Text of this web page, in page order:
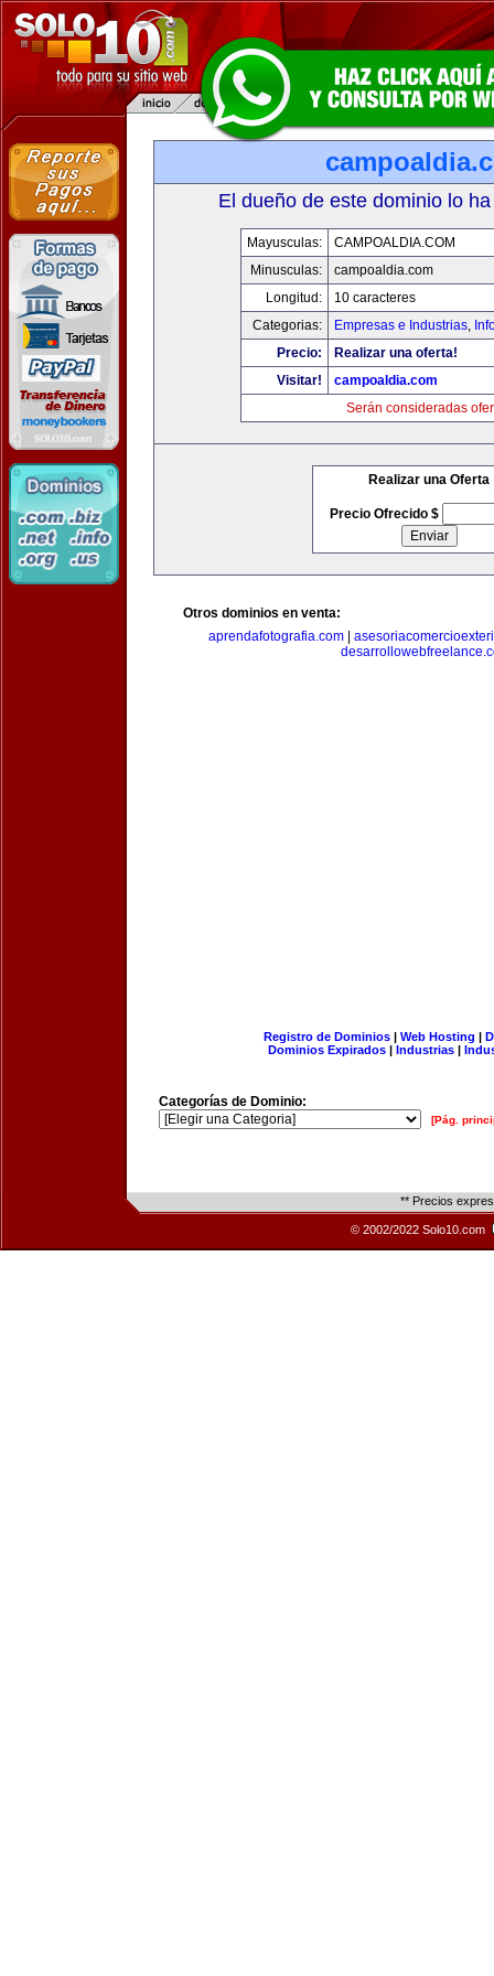
El dueño de este dominio lo
Mayusculas:
CAMPOALDIA.COM
Minusculas:
campoaldia.com
Longitud:
10 caracteres
Categorias:
Empresas e Industrias,
Precio:
Realizar una oferta!
Visitar!
campoaldia.com
Serán consideradas
Realizar una Oferta
Precio Ofrecido $
Otros dominios en venta:
aprendafotografia.com
Registro de Dominios| Web Hosting |
Dominios Expirados | Industrias |
Categorías de Dominio:
[Pág.
** Precios
© 2002/2022 Solo10.com